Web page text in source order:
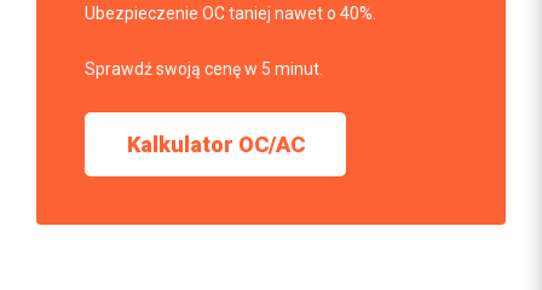
Ubezpieczenie OC taniej nawet o 40%.
Sprawdź swoją cenę w 5 minut.
Kalkulator OC/AC